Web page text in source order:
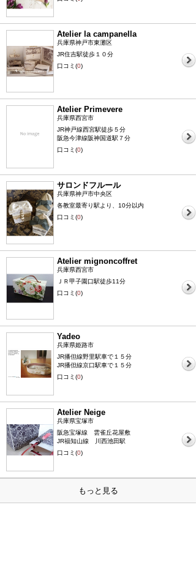
Atelier la campanella
兵庫県神戸市東灘区
JR住吉駅徒歩１０分
口コミ(0)
Atelier Primevere
兵庫県西宮市
JR神戸線西宮駅徒歩５分
阪急今津線阪神国道駅７分
口コミ(0)
サロンドフルール
兵庫県神戸市中央区
各教室最寄り駅より、10分以内
口コミ(0)
Atelier mignoncoffret
兵庫県西宮市
ＪＲ甲子園口駅徒歩11分
口コミ(0)
Yadeo
兵庫県姫路市
JR播但線野里駅車で１５分
JR播但線京口駅車で１５分
口コミ(0)
Atelier Neige
兵庫県宝塚市
阪急宝塚線 雲雀丘花屋敷
JR福知山線 川西池田駅
口コミ(0)
もっと見る